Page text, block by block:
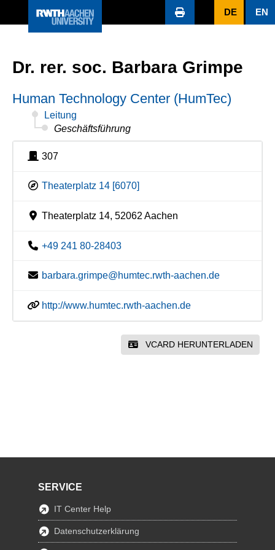
DE EN
Dr. rer. soc. Barbara Grimpe
Human Technology Center (HumTec)
Leitung
Geschäftsführung
307
Theaterplatz 14 [6070]
Theaterplatz 14, 52062 Aachen
+49 241 80-28403
barbara.grimpe@humtec.rwth-aachen.de
http://www.humtec.rwth-aachen.de
VCARD HERUNTERLADEN
SERVICE
IT Center Help
Datenschutzerklärung